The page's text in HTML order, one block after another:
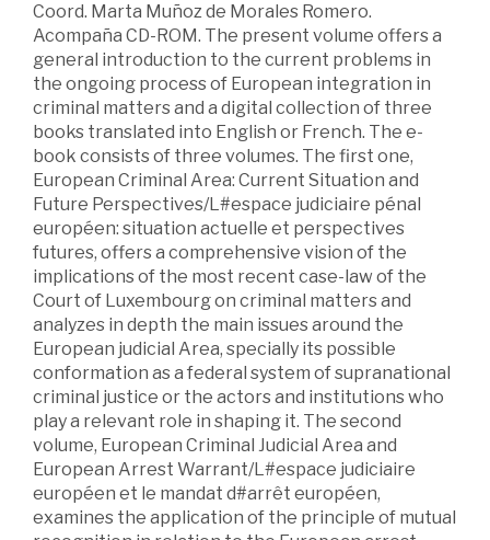
Coord. Marta Muñoz de Morales Romero.
Acompaña CD-ROM. The present volume offers a
general introduction to the current problems in
the ongoing process of European integration in
criminal matters and a digital collection of three
books translated into English or French. The e-
book consists of three volumes. The first one,
European Criminal Area: Current Situation and
Future Perspectives/L#espace judiciaire pénal
européen: situation actuelle et perspectives
futures, offers a comprehensive vision of the
implications of the most recent case-law of the
Court of Luxembourg on criminal matters and
analyzes in depth the main issues around the
European judicial Area, specially its possible
conformation as a federal system of supranational
criminal justice or the actors and institutions who
play a relevant role in shaping it. The second
volume, European Criminal Judicial Area and
European Arrest Warrant/L#espace judiciaire
européen et le mandat d#arrêt européen,
examines the application of the principle of mutual